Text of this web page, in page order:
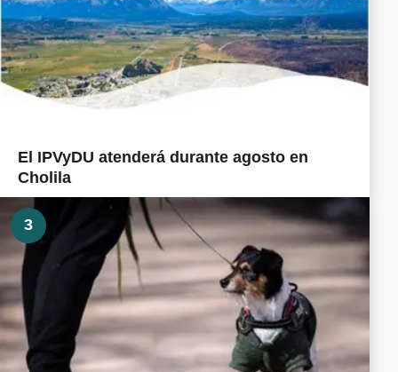
El IPVyDU atenderá durante agosto en
Cholila
3